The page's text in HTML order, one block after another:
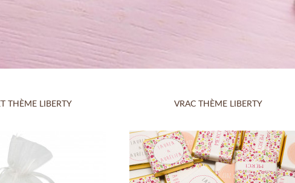
THÈME LIBERTY VRAC THÈME LIBERTY